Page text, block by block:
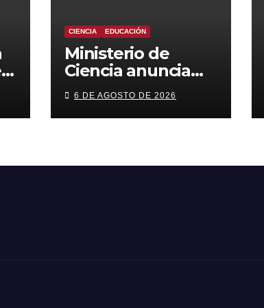
CIENCIA EDUCACIÓN
Ministerio de
Ciencia anuncia
reforma a becas
chile con foco en
áreas estratégicas
6 DE AGOSTO DE 2026